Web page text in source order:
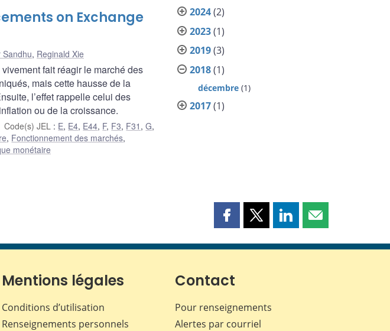
on Exchange
Sandhu, Reginald Xie
fait réagir le marché des
mais cette hausse de la
l’effet rappelle celui des
ou de la croissance.
Code(s) JEL : E, E4, E44, F, F3, F31 ,G,
, Fonctionnement des marchés,
monétaire
2024(2)
2023(1)
2019(3)
2018(1)
décembre (1)
2017(1)
Partager
page
Facebook
Partager
page
Partager
page
Partager
page
Mentions légales
Conditions d’utilisation
Renseignements personnels
Contact
Pour renseignements
Alertes par courriel